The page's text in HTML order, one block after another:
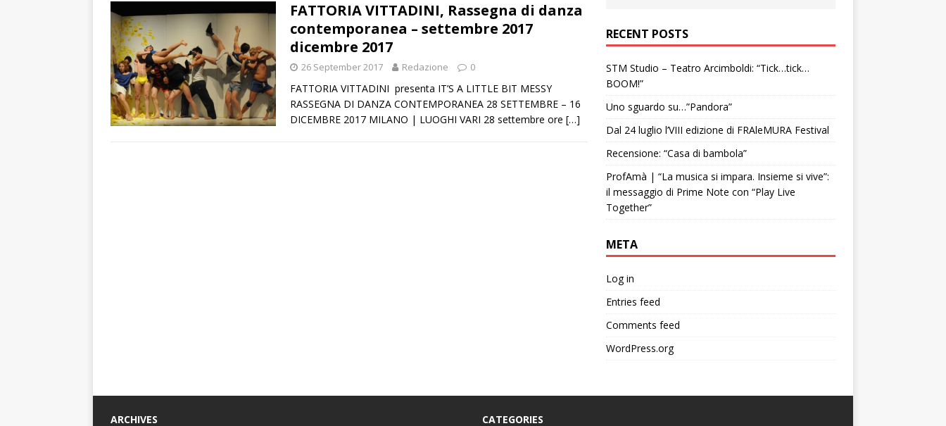
FATTORIA VITTADINI, Rassegna di danza
contemporanea – settembre 2017
dicembre 2017
26 September 2017 Redazione 0
FATTORIA VITTADINI presenta IT’S A LITTLE BIT MESSY
RASSEGNA DI DANZA CONTEMPORANEA 28 SETTEMBRE – 16
DICEMBRE 2017 MILANO | LUOGHI VARI 28 settembre ore […]
RECENT POSTS
STM Studio – Teatro Arcimboldi: “Tick…tick…
BOOM!”
Uno sguardo su…”Pandora”
Dal 24 luglio l’VIII edizione di FRAleMURA Festival
Recensione: “Casa di bambola”
ProfAmà | “La musica si impara. Insieme si vive”:
il messaggio di Prime Note con “Play Live
Together”
META
Log in
Entries feed
Comments feed
WordPress.org
ARCHIVES CATEGORIES